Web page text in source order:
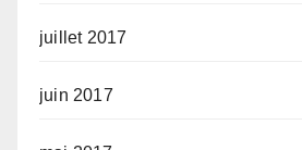
juillet 2017
juin 2017